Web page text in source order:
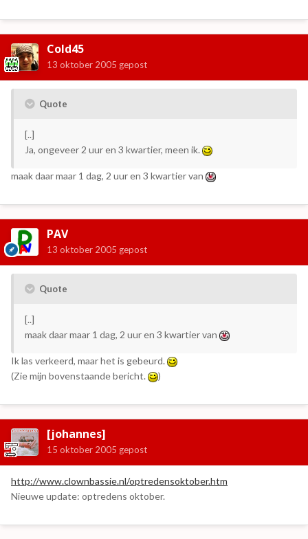
Cold45
13 oktober 2005 gepost
Quote
[..]
Ja, ongeveer 2 uur en 3 kwartier, meen ik.
maak daar maar 1 dag, 2 uur en 3 kwartier van
PAV
13 oktober 2005 gepost
Quote
[..]
maak daar maar 1 dag, 2 uur en 3 kwartier van
Ik las verkeerd, maar het is gebeurd.
(Zie mijn bovenstaande bericht.
)
[johannes]
15 oktober 2005 gepost
http://www.clownbassie.nl/optredensoktober.htm
Nieuwe update: optredens oktober.